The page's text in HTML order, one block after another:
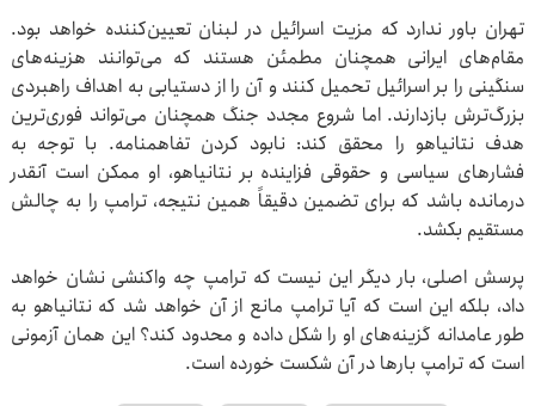
تهران باور ندارد که مزیت اسرائیل در لبنان تعیین‌کننده خواهد بود.
مقام‌های ایرانی همچنان مطمئن هستند که می‌توانند هزینه‌های
سنگینی را بر اسرائیل تحمیل کنند و آن را از دستیابی به اهداف راهبردی
بزرگ‌ترش بازدارند. اما شروع مجدد جنگ همچنان می‌تواند فوری‌ترین
هدف نتانیاهو را محقق کند: نابود کردن تفاهمنامه. با توجه به
فشارهای سیاسی و حقوقی فزاینده بر نتانیاهو، او ممکن است آنقدر
درمانده باشد که برای تضمین دقیقاً همین نتیجه، ترامپ را به چالش
مستقیم بکشد.
پرسش اصلی، بار دیگر این نیست که ترامپ چه واکنشی نشان خواهد
داد، بلکه این است که آیا ترامپ مانع از آن خواهد شد که نتانیاهو به
طور عامدانه گزینه‌های او را شکل داده و محدود کند؟ این همان آزمونی
است که ترامپ بارها در آن شکست خورده است.